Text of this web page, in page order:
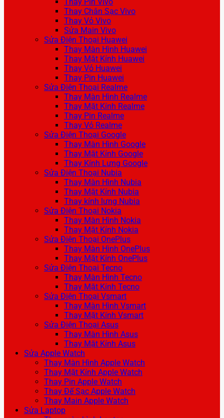
Thay Chân Sạc Vivo
Thay Vỏ Vivo
Sửa Main Vivo
Sửa Điện Thoại Huawei
Thay Màn Hình Huawei
Thay Mặt Kính Huawei
Thay Vỏ Huawei
Thay Pin Huawei
Sửa Điện Thoại Realme
Thay Màn Hình Realme
Thay Mặt Kính Realme
Thay Pin Realme
Thay Vỏ Realme
Sửa Điện Thoại Google
Thay Màn Hình Google
Thay Mặt Kính Google
Thay Kính Lưng Google
Sửa Điện Thoại Nubia
Thay Màn Hình Nubia
Thay Mặt Kính Nubia
Thay kính lưng Nubia
Sửa Điện Thoại Nokia
Thay Màn Hình Nokia
Thay Mặt Kính Nokia
Sửa Điện Thoại OnePlus
Thay Màn Hình OnePlus
Thay Mặt Kính OnePlus
Sửa Điện Thoại Tecno
Thay Màn Hình Tecno
Thay Mặt Kính Tecno
Sửa Điện Thoại Vsmart
Thay Màn Hình Vsmart
Thay Mặt Kính Vsmart
Sửa Điện Thoại Asus
Thay Màn Hình Asus
Thay Mặt Kính Asus
Sửa Apple Watch
Thay Màn Hình Apple Watch
Thay Mặt Kính Apple Watch
Thay Pin Apple Watch
Thay Đế Sạc Apple Watch
Thay Main Apple Watch
Sửa Laptop